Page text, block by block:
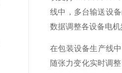
线中，多台输送设
数据调整各设备电
在包装设备生产线
随张力变化实时调